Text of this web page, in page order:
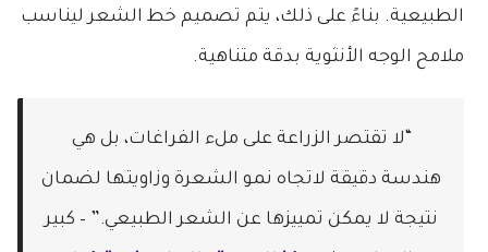
الطبيعية. بناءً على ذلك، يتم تصميم خط الشعر ليناسب
ملامح الوجه الأنثوية بدقة متناهية.
“لا تقتصر الزراعة على ملء الفراغات، بل هي
هندسة دقيقة لاتجاه نمو الشعرة وزاويتها لضمان
نتيجة لا يمكن تمييزها عن الشعر الطبيعي.” – كبير